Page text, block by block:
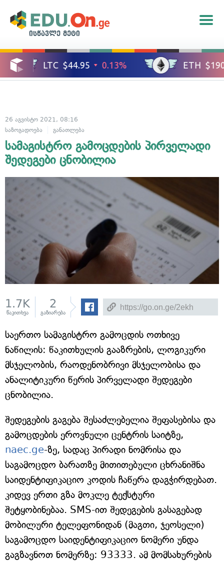
ისწავლე მეტი
26 აგვისტო 2021, 08:16
საზოგადოება
განათლება
სამაგისტრო გამოცდების პირველადი
შედეგები ცნობილია
1.7K
წაკითხვა
2
გაზიარება
საერთო სამაგისტრო გამოცდის ოთხივე
ნაწილის: წაკითხულის გააზრების, ლოგიკური
მსჯელობის, რაოდენობრივი მსჯელობისა და
ანალიტიკური წერის პირველადი შედეგები
ცნობილია.
შედეგების გაგება შესაძლებელია შეფასებისა და
გამოცდების ეროვნული ცენტრის საიტზე,
naec.ge-ზე, სადაც პირადი ნომრისა და
საგამოცდო ბარათზე მითითებული ცხრანიშნა
საიდენტიფიკაციო კოდის ჩაწერა დაგჭირდებათ.
კიდევ ერთი გზა მოკლე ტექსტური
შეტყობინებაა. SMS-ით შედეგების გასაგებად
მობილური ტელეფონიდან (მაგთი, ჯეოსელი)
საგამოცდო საიდენტიფიკაციო ნომერი უნდა
გაგზავნოთ ნომერზე: 93333. ამ მომსახურების